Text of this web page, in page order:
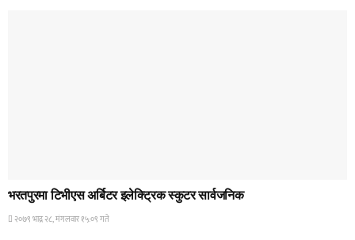
भरतपुरमा टिभीएस अर्बिटर इलेक्ट्रिक स्कुटर सार्वजनिक
२०७९ भाद्र २८, मंगलवार १५:०९ गते